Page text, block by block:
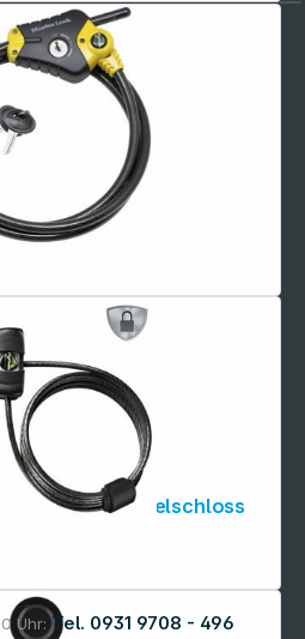
Uhr: Tel. 0931 9708 - 496
Python
Kabelschloss